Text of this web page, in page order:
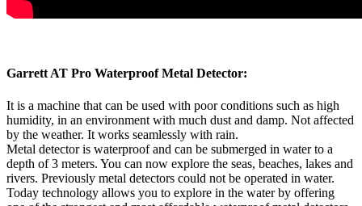
Garrett AT Pro Waterproof Metal Detector:
It is a machine that can be used with poor conditions such as high
humidity, in an environment with much dust and damp. Not affected
by the weather. It works seamlessly with rain.
Metal detector is waterproof and can be submerged in water to a
depth of 3 meters. You can now explore the seas, beaches, lakes and
rivers. Previously metal detectors could not be operated in water.
Today technology allows you to explore in the water by offering